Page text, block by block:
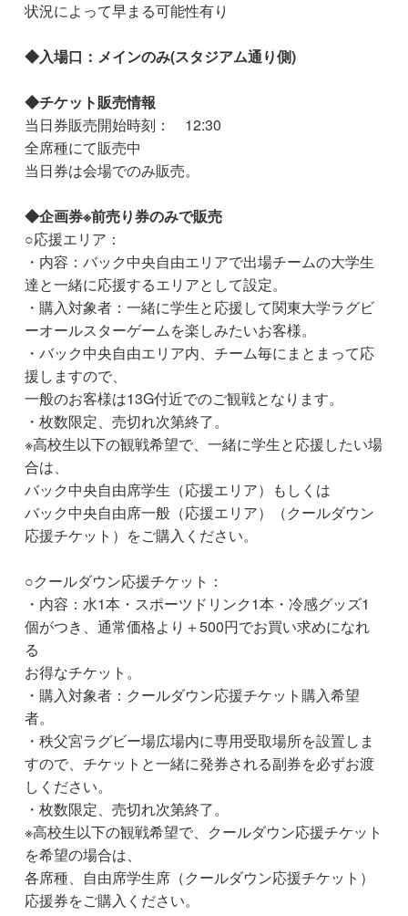
状況によって早まる可能性有り
◆入場口：メインのみ(スタジアム通り側)
◆チケット販売情報
当日券販売開始時刻： 12:30
全席種にて販売中
当日券は会場でのみ販売。
◆企画券※前売り券のみで販売
○応援エリア：
・内容：バック中央自由エリアで出場チームの大学生
達と一緒に応援するエリアとして設定。
・購入対象者：一緒に学生と応援して関東大学ラグビ
ーオールスターゲームを楽しみたいお客様。
・バック中央自由エリア内、チーム毎にまとまって応
援しますので、
一般のお客様は13G付近でのご観戦となります。
・枚数限定、売切れ次第終了。
※高校生以下の観戦希望で、一緒に学生と応援したい場
合は、
バック中央自由席学生（応援エリア）もしくは
バック中央自由席一般（応援エリア）（クールダウン
応援チケット）をご購入ください。
○クールダウン応援チケット：
・内容：水1本・スポーツドリンク1本・冷感グッズ1
個がつき、通常価格より＋500円でお買い求めになれ
る
お得なチケット。
・購入対象者：クールダウン応援チケット購入希望
者。
・秩父宮ラグビー場広場内に専用受取場所を設置しま
すので、チケットと一緒に発券される副券を必ずお渡
しください。
・枚数限定、売切れ次第終了。
※高校生以下の観戦希望で、クールダウン応援チケット
を希望の場合は、
各席種、自由席学生席（クールダウン応援チケット）
応援券をご購入ください。